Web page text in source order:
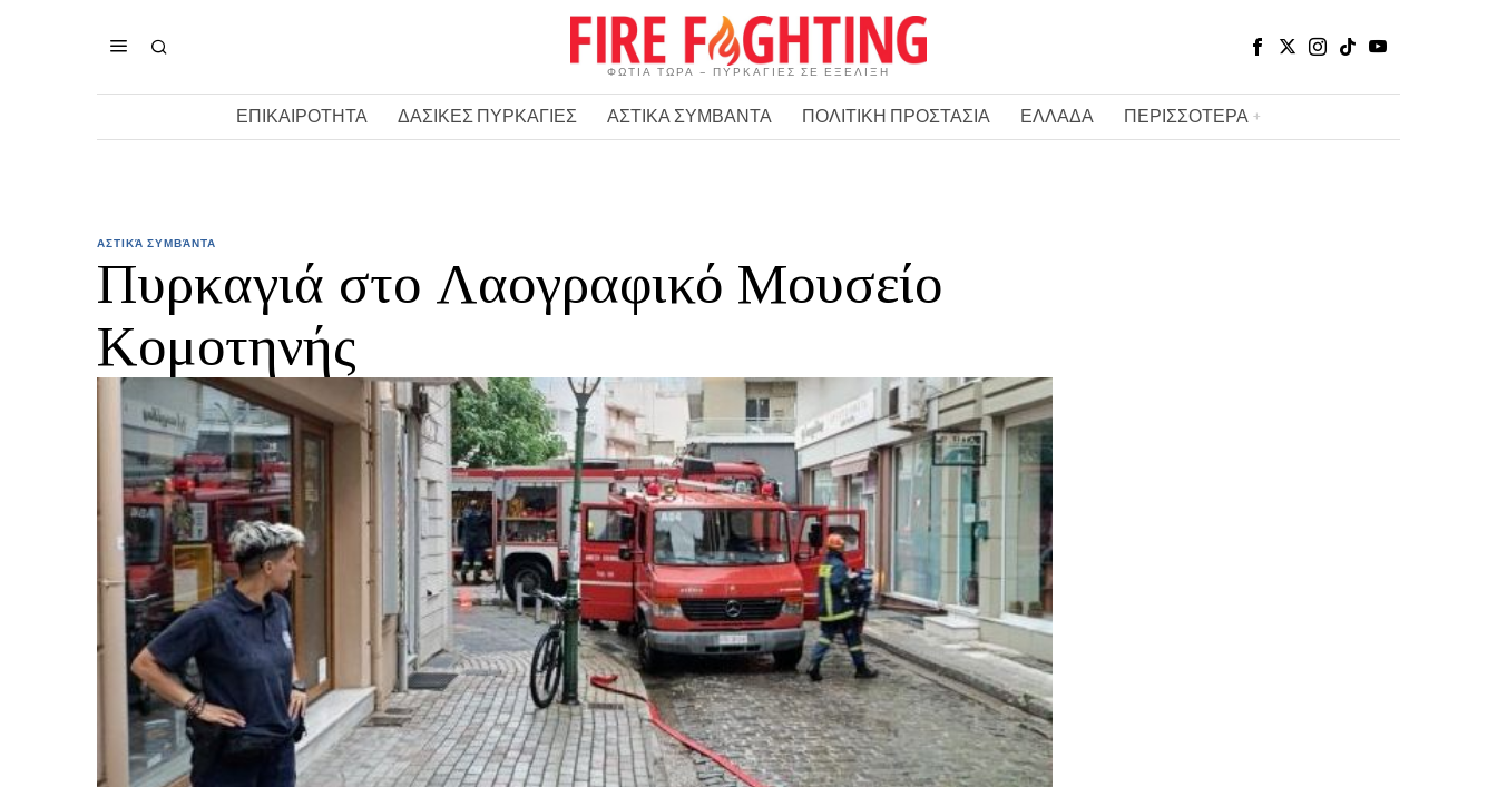
ΦΩΤΙΑ ΤΩΡΑ – ΠΥΡΚΑΓΙΕΣ ΣΕ ΕΞΕΛΙΞΗ
ΕΠΙΚΑΙΡΟΤΗΤΑ ΔΑΣΙΚΕΣ ΠΥΡΚΑΓΙΕΣ ΑΣΤΙΚΑ ΣΥΜΒΑΝΤΑ ΠΟΛΙΤΙΚΗ ΠΡΟΣΤΑΣΙΑ ΕΛΛΑΔΑ ΠΕΡΙΣΣΟΤΕΡΑ
ΑΣΤΙΚΆ ΣΥΜΒΆΝΤΑ
Πυρκαγιά στο Λαογραφικό Μουσείο
Κομοτηνής